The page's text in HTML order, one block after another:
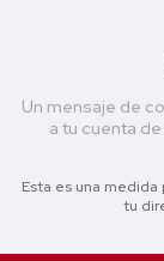
Un mensaje de
a tu cuenta
Esta es una
tu